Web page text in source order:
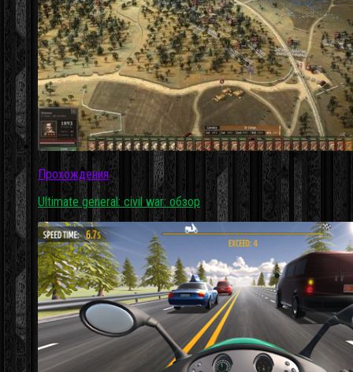
Прохождения
Ultimate general: civil war: обзор